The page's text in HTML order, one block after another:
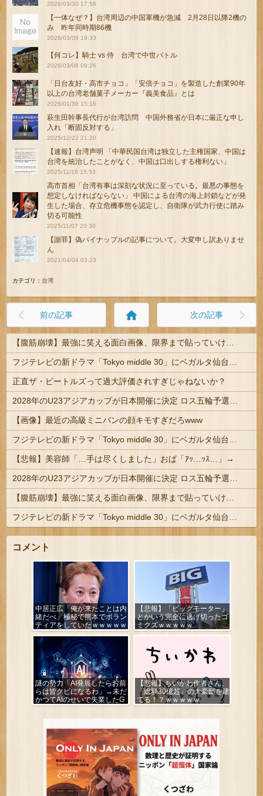
2026/03/30 17:58
【一体なぜ？】台湾周辺の中国軍機が急減 2月28日以降2機の
み 昨年同時期86機
2026/03/09 19:33
【何コレ】騎士 vs 侍 台湾で中世バトル
2026/03/08 09:26
「日台友好・高市チョコ」「安倍チョコ」を製造した創業90年
以上の台湾老舗菓子メーカー『義美食品』とは
2026/01/30 15:16
萩生田幹事長代行が台湾訪問 中国外務省が日本に厳正な申し
入れ「断固反対する」
2025/12/22 21:20
【速報】台湾声明 「中華民国台湾は独立した主権国家、中国は
台湾を統治したことがなく、中国は口出しする権利ない」
2025/11/16 15:53
高市首相「台湾有事は深刻な状況に至っている。最悪の事態を
想定しなければならない」 中国による台湾の海上封鎖などが発
生した場合、存立危機事態を認定し、自衛隊が武力行使に踏み
切る可能性
2025/11/07 20:30
【謝罪】偽パイナップルの記事について。大変申し訳ありませ
ん
2021/04/04 03:23
カテゴリ： 台湾
前の記事 home 次の記事
正直ザ・ビートルズって過大評価されすぎじゃねないか？
【画像】最近の高級ミニバンの顔キモすぎだろwww
【悲報】美容師「…手は尽くしました」おば「ｱｯ…ｯｽ…」→
コメント
中居正広「俺が来たことは内
緒だべ」極秘で熊本でボラン
ティアをしていたｗｗｗｗｗ
【悲報】「ビッグモーター」
とかいう完全に逃げ切ったゴ
ミクズｗｗｗｗｗ
謎の勢力「AI発展したらお前
らは皆クビになるわ」→未だ
かつてAIのせいで失業したG
民が0人の理由
【悲報】ちいかわ作者さん、
「総額30億超」の大豪邸を建
てる！？ｗｗｗｗｗ